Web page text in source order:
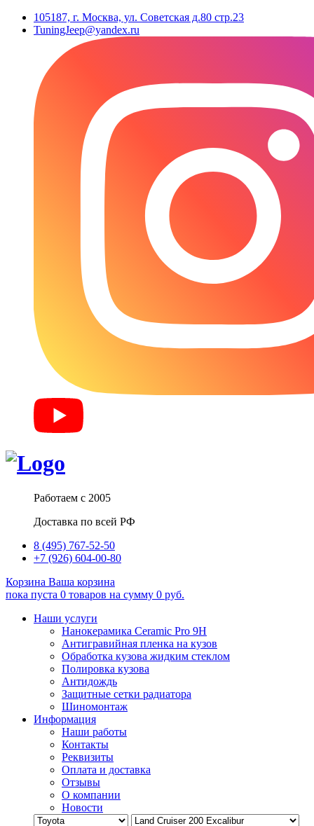
105187, г. Москва, ул. Советская д.80 стр.23
TuningJeep@yandex.ru
Работаем с 2005
Доставка по всей РФ
8 (495) 767-52-50
+7 (926) 604-00-80
Корзина Ваша корзина
пока пуста 0 товаров на сумму 0 руб.
Наши услуги
Нанокерамика Ceramic Pro 9H
Антигравийная пленка на кузов
Обработка кузова жидким стеклом
Полировка кузова
Антидождь
Защитные сетки радиатора
Шиномонтаж
Информация
Наши работы
Контакты
Реквизиты
Оплата и доставка
Отзывы
О компании
Новости